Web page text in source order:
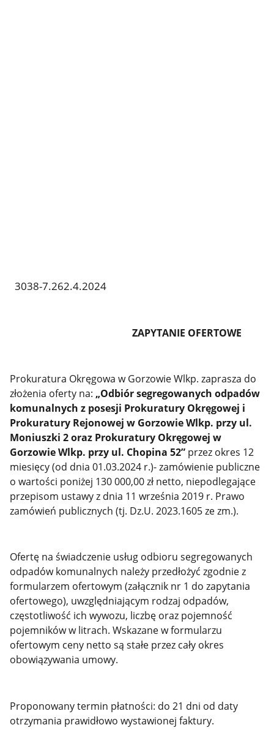
3038-7.262.4.2024
ZAPYTANIE OFERTOWE
Prokuratura Okręgowa w Gorzowie Wlkp. zaprasza do
złożenia oferty na: „Odbiór segregowanych odpadów
komunalnych z posesji Prokuratury Okręgowej i
Prokuratury Rejonowej w Gorzowie Wlkp. przy ul.
Moniuszki 2 oraz Prokuratury Okręgowej w
Gorzowie Wlkp. przy ul. Chopina 52” przez okres 12
miesięcy (od dnia 01.03.2024 r.)- zamówienie publiczne
o wartości poniżej 130 000,00 zł netto, niepodlegające
przepisom ustawy z dnia 11 września 2019 r. Prawo
zamówień publicznych (tj. Dz.U. 2023.1605 ze zm.).
Ofertę na świadczenie usług odbioru segregowanych
odpadów komunalnych należy przedłożyć zgodnie z
formularzem ofertowym (załącznik nr 1 do zapytania
ofertowego), uwzględniającym rodzaj odpadów,
częstotliwość ich wywozu, liczbę oraz pojemność
pojemników w litrach. Wskazane w formularzu
ofertowym ceny netto są stałe przez cały okres
obowiązywania umowy.
Proponowany termin płatności: do 21 dni od daty
otrzymania prawidłowo wystawionej faktury.